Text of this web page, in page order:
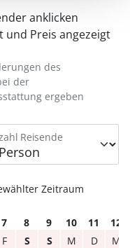
anklicken
und Preis angezeigt
Reisende
des
der
ergeben
Zeitraum
7 8 9 10 11
12
F S S M D
M